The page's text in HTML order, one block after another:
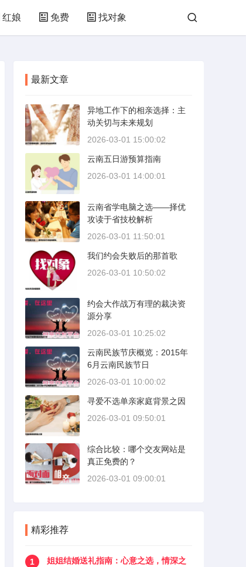
红娘 免费 找对象
最新文章
异地工作下的相亲选择：主
动关切与未来规划
2026-03-01 15:00:02
云南五日游预算指南
2026-03-01 14:00:01
云南省学电脑之选——择优
攻读于省技校解析
2026-03-01 11:50:01
我们约会失败后的那首歌
2026-03-01 10:50:02
约会大作战万有理的裁决资
源分享
2026-03-01 10:25:02
云南民族节庆概览：2015年
6月云南民族节日
2026-03-01 10:00:02
寻爱不选单亲家庭背景之因
2026-03-01 09:50:01
综合比较：哪个交友网站是
真正免费的？
2026-03-01 09:00:01
精彩推荐
1
姐姐结婚送礼指南：心意之选，情深之